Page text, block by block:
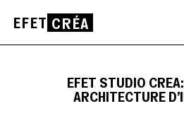
EFET STUDIO
ARCHITECTURE
EFET CRÉA